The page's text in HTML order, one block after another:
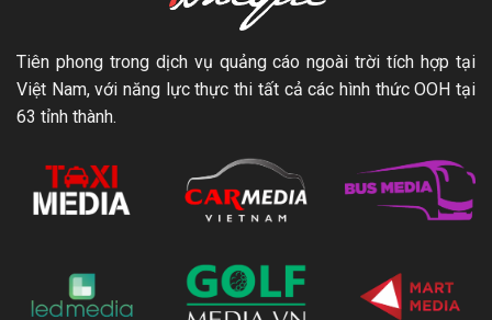
Tiên phong trong dịch vụ quảng cáo ngoài trời tích hợp tại
Việt Nam, với năng lực thực thi tất cả các hình thức OOH tại
63 tỉnh thành.